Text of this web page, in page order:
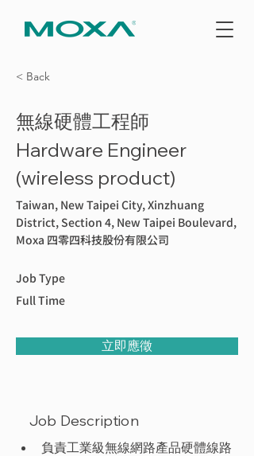
< Back
無線硬體工程師
Hardware Engineer
(wireless product)
Taiwan, New Taipei City, Xinzhuang
District, Section 4, New Taipei Boulevard,
Moxa 四零四科技股份有限公司
Job Type
Full Time
立即應徵
Job Description
負責工業級無線網路產品硬體線路